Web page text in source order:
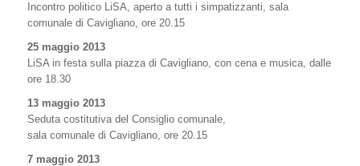
Incontro politico LiSA, aperto a tutti i simpatizzanti, sala
comunale di Cavigliano, ore 20.15
25 maggio 2013
LiSA in festa sulla piazza di Cavigliano, con cena e musica, dalle
ore 18.30
13 maggio 2013
Seduta costitutiva del Consiglio comunale,
sala comunale di Cavigliano, ore 20.15
7 maggio 2013